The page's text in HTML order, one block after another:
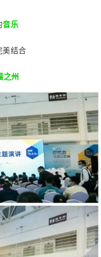
音乐
美结合
之州